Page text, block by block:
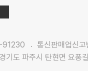
91230
통신판매업신
기도 파주시 탄현면 요풍